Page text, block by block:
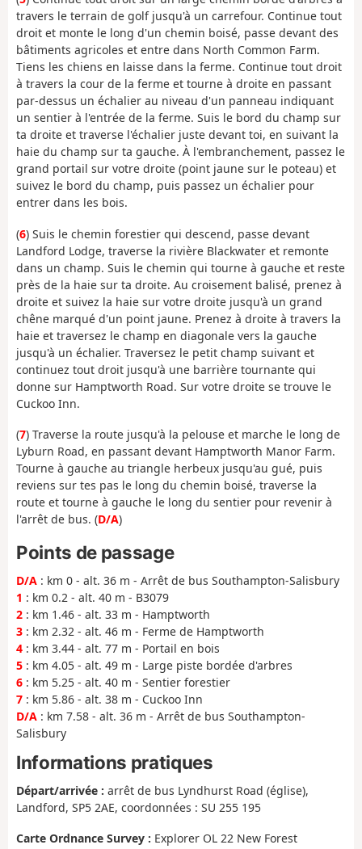
travers le terrain de golf jusqu'à un carrefour. Continue tout
droit et monte le long d'un chemin boisé, passe devant des
bâtiments agricoles et entre dans North Common Farm.
Tiens les chiens en laisse dans la ferme. Continue tout droit
à travers la cour de la ferme et tourne à droite en passant
par-dessus un échalier au niveau d'un panneau indiquant
un sentier à l'entrée de la ferme. Suis le bord du champ sur
ta droite et traverse l'échalier juste devant toi, en suivant la
haie du champ sur ta gauche. À l'embranchement, passez le
grand portail sur votre droite (point jaune sur le poteau) et
suivez le bord du champ, puis passez un échalier pour
entrer dans les bois.
(6) Suis le chemin forestier qui descend, passe devant
Landford Lodge, traverse la rivière Blackwater et remonte
dans un champ. Suis le chemin qui tourne à gauche et reste
près de la haie sur ta droite. Au croisement balisé, prenez à
droite et suivez la haie sur votre droite jusqu'à un grand
chêne marqué d'un point jaune. Prenez à droite à travers la
haie et traversez le champ en diagonale vers la gauche
jusqu'à un échalier. Traversez le petit champ suivant et
continuez tout droit jusqu'à une barrière tournante qui
donne sur Hamptworth Road. Sur votre droite se trouve le
Cuckoo Inn.
(7) Traverse la route jusqu'à la pelouse et marche le long de
Lyburn Road, en passant devant Hamptworth Manor Farm.
Tourne à gauche au triangle herbeux jusqu'au gué, puis
reviens sur tes pas le long du chemin boisé, traverse la
route et tourne à gauche le long du sentier pour revenir à
l'arrêt de bus. (D/A)
Points de passage
D/A : km 0 - alt. 36 m - Arrêt de bus Southampton-Salisbury
1 : km 0.2 - alt. 40 m - B3079
2 : km 1.46 - alt. 33 m - Hamptworth
3 : km 2.32 - alt. 46 m - Ferme de Hamptworth
4 : km 3.44 - alt. 77 m - Portail en bois
5 : km 4.05 - alt. 49 m - Large piste bordée d'arbres
6 : km 5.25 - alt. 40 m - Sentier forestier
7 : km 5.86 - alt. 38 m - Cuckoo Inn
D/A : km 7.58 - alt. 36 m - Arrêt de bus Southampton-
Salisbury
Informations pratiques
Départ/arrivée : arrêt de bus Lyndhurst Road (église),
Landford, SP5 2AE, coordonnées : SU 255 195
Carte Ordnance Survey : Explorer OL 22 New Forest